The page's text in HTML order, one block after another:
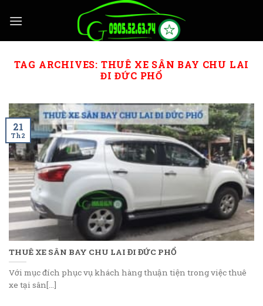
TAG ARCHIVES: THUÊ XE SÂN BAY CHU LAI
ĐI ĐỨC PHỔ
THUÊ XE SÂN BAY CHU LAI ĐI ĐỨC PHỔ
Với mục đích phục vụ khách hàng thuận tiện trong việc thuê
xe tại sân[...]
21
Th2